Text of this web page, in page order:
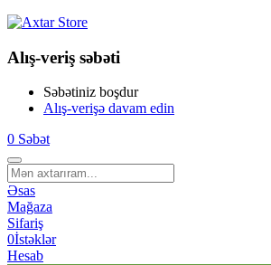
Alış-veriş səbəti
Səbətiniz boşdur
Alış-verişə davam edin
0 Səbət
Əsas
Mağaza
Sifariş
0İstəklər
Hesab